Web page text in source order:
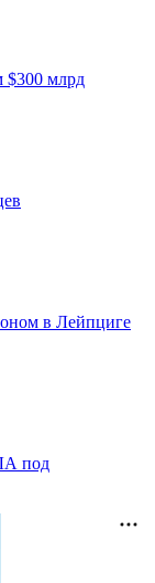
$300 млрд
в Лейпциге
под